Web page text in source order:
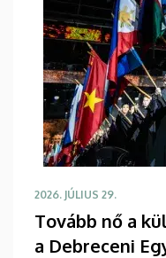
2026. JÚLIUS 29.
Tovább nő a
a Debreceni